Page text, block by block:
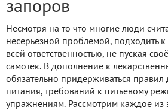
запоров
Несмотря на то что многие люди
несерьёзной проблемой, подходить
всей ответственностью, не пуская
самотёк. В дополнение к
обязательно придерживаться правил
питания, требований к питьевому
упражнениям. Рассмотрим каждое из